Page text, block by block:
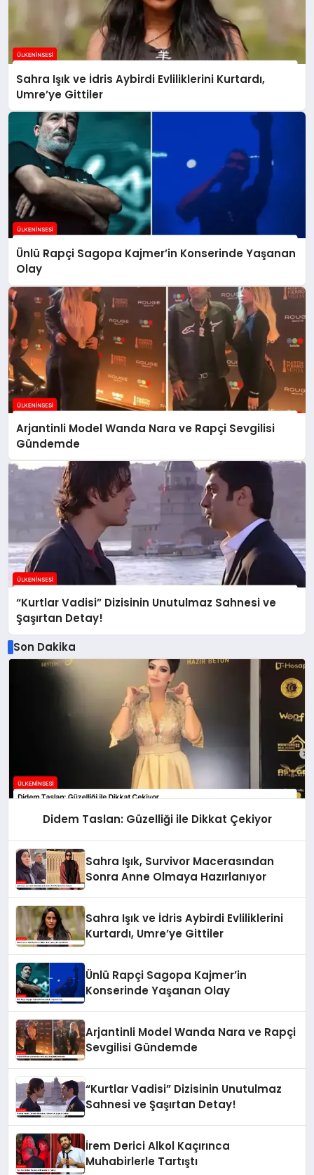
Sahra Işık ve İdris Aybirdi Evliliklerini Kurtardı,
Umre’ye Gittiler
Ünlü Rapçi Sagopa Kajmer’in Konserinde Yaşanan
Olay
Arjantinli Model Wanda Nara ve Rapçi Sevgilisi
Gündemde
“Kurtlar Vadisi” Dizisinin Unutulmaz Sahnesi ve
Şaşırtan Detay!
Son Dakika
Didem Taslan: Güzelliği ile Dikkat Çekiyor
Sahra Işık, Survivor Macerasından
Sonra Anne Olmaya Hazırlanıyor
Sahra Işık ve İdris Aybirdi Evliliklerini
Kurtardı, Umre’ye Gittiler
Ünlü Rapçi Sagopa Kajmer’in
Konserinde Yaşanan Olay
Arjantinli Model Wanda Nara ve Rapçi
Sevgilisi Gündemde
“Kurtlar Vadisi” Dizisinin Unutulmaz
Sahnesi ve Şaşırtan Detay!
İrem Derici Alkol Kaçırınca
Muhabirlerle Tartıştı